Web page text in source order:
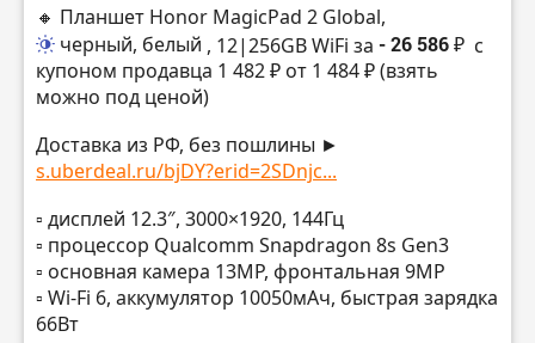
🔸 Планшет Honor MagicPad 2 Global,
черный, белый , 12|256GB WiFi за - 26 586 ₽ с
купоном продавца 1 482 ₽ от 1 484 ₽ (взять
можно под ценой)
Доставка из РФ, без пошлины ►
s.uberdeal.ru/bjDY?erid=2SDnjc...
▫️ дисплей 12.3″, 3000×1920, 144Гц
▫️ процессор Qualcomm Snapdragon 8s Gen3
▫️ основная камера 13MP, фронтальная 9MP
▫️ Wi-Fi 6, аккумулятор 10050мАч, быстрая зарядка
66Вт